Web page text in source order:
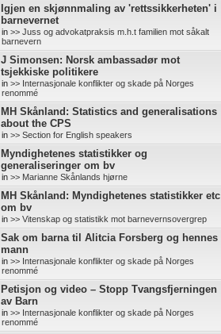
Igjen en skjønnmaling av 'rettssikkerheten' i
barnevernet
in >> Juss og advokatpraksis m.h.t familien mot såkalt
barnevern
J Simonsen: Norsk ambassadør mot
tsjekkiske politikere
in >> Internasjonale konflikter og skade på Norges
renommé
MH Skånland: Statistics and generalisations
about the CPS
in >> Section for English speakers
Myndighetenes statistikker og
generaliseringer om bv
in >> Marianne Skånlands hjørne
MH Skånland: Myndighetenes statistikker etc
om bv
in >> Vitenskap og statistikk mot barnevernsovergrep
Sak om barna til Alitcia Forsberg og hennes
mann
in >> Internasjonale konflikter og skade på Norges
renommé
Petisjon og video – Stopp Tvangsfjerningen
av Barn
in >> Internasjonale konflikter og skade på Norges
renommé